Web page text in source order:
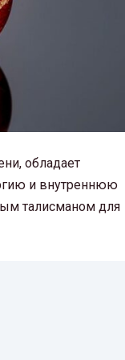
обладает
и внутреннюю
талисманом для